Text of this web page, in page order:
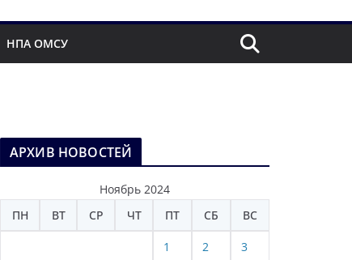
НПА ОМСУ
АРХИВ НОВОСТЕЙ
Ноябрь 2024
ПН
ВТ СР ЧТ ПТ СБ ВС
1 2 3